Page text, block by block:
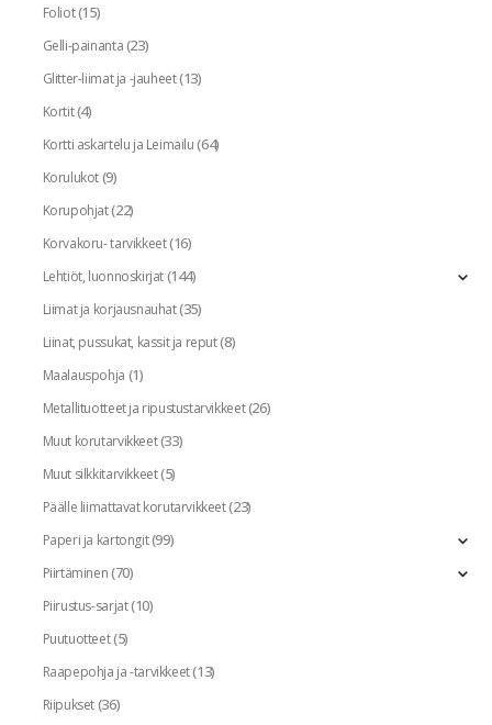
Foliot(15)
Gelli-painanta(23)
Glitter-liimat ja -jauheet(13)
Kortit(4)
Kortti askartelu ja Leimailu(64)
Korulukot(9)
Korupohjat(22)
Korvakoru- tarvikkeet(16)
Lehtiöt, luonnoskirjat(144)
Liimat ja korjausnauhat(35)
Liinat, pussukat, kassit ja reput(8)
Maalauspohja (1)
Metallituotteet ja ripustustarvikkeet(26)
Muut korutarvikkeet(33)
Muut silkkitarvikkeet(5)
Päälle liimattavat korutarvikkeet(23)
Paperi ja kartongit(99)
Piirtäminen(70)
Piirustus-sarjat(10)
Puutuotteet(5)
Raapepohja ja -tarvikkeet(13)
Riipukset(36)